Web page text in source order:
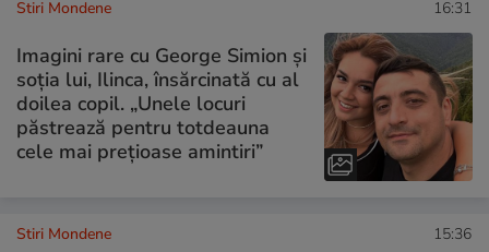
Stiri Mondene 16:31
Imagini rare cu George Simion și
soția lui, Ilinca, însărcinată cu al
doilea copil. „Unele locuri
păstrează pentru totdeauna
cele mai prețioase amintiri”
Stiri Mondene 15:36